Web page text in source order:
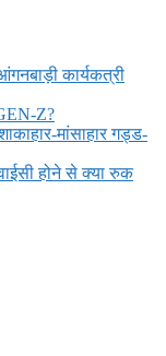
कार्यकत्री
Z?
मांसाहार गड्ड-
होने से क्या रुक